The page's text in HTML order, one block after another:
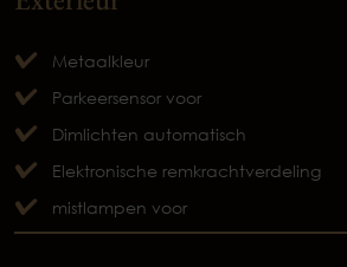
Metaalkleur
Parkeersensor voor
Dimlichten automatisch
Elektronische remkrachtverdeling
mistlampen voor